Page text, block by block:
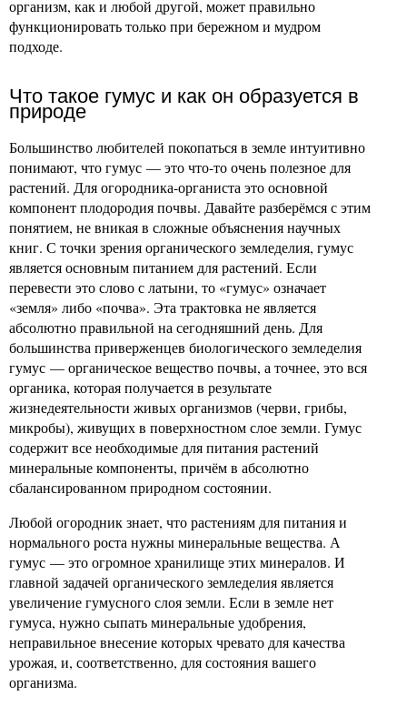
организм, как и любой другой, может правильно
функционировать только при бережном и мудром
подходе.
Что такое гумус и как он образуется в
природе
Большинство любителей покопаться в земле интуитивно
понимают, что гумус — это что-то очень полезное для
растений. Для огородника-органиста это основной
компонент плодородия почвы. Давайте разберёмся с этим
понятием, не вникая в сложные объяснения научных
книг. С точки зрения органического земледелия, гумус
является основным питанием для растений. Если
перевести это слово с латыни, то «гумус» означает
«земля» либо «почва». Эта трактовка не является
абсолютно правильной на сегодняшний день. Для
большинства приверженцев биологического земледелия
гумус — органическое вещество почвы, а точнее, это вся
органика, которая получается в результате
жизнедеятельности живых организмов (черви, грибы,
микробы), живущих в поверхностном слое земли. Гумус
содержит все необходимые для питания растений
минеральные компоненты, причём в абсолютно
сбалансированном природном состоянии.
Любой огородник знает, что растениям для питания и
нормального роста нужны минеральные вещества. А
гумус — это огромное хранилище этих минералов. И
главной задачей органического земледелия является
увеличение гумусного слоя земли. Если в земле нет
гумуса, нужно сыпать минеральные удобрения,
неправильное внесение которых чревато для качества
урожая, и, соответственно, для состояния вашего
организма.